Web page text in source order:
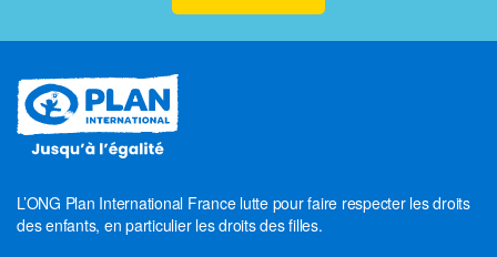
L’ONG Plan International France lutte pour faire respecter les droits
des enfants, en particulier les droits des filles.